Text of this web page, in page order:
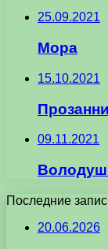
25.09.2021
Мора
15.10.2021
09.11.2021
Последние
20.06.2026